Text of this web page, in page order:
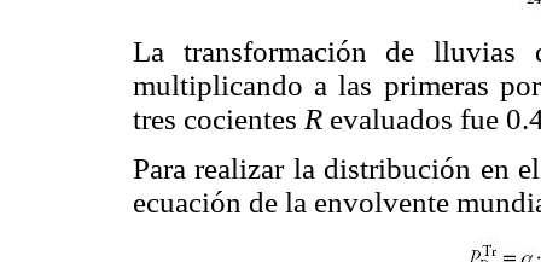
La transformación de
multiplicando a las primeras
tres cocientes R evaluados fue
Para realizar la distribución en
ecuación de la envolvente